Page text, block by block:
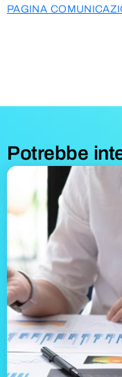
PAGINA
Potrebbe